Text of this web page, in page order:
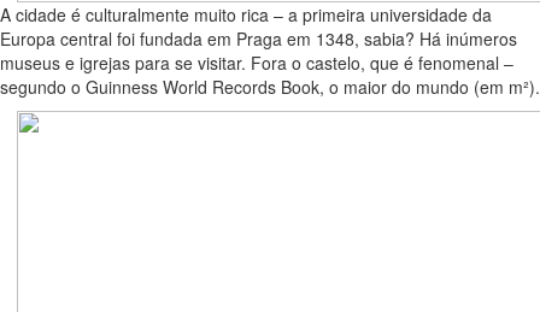
A cidade é culturalmente muito rica – a primeira universidade da
Europa central foi fundada em Praga em 1348, sabia? Há inúmeros
museus e igrejas para se visitar. Fora o castelo, que é fenomenal –
segundo o Guinness World Records Book, o maior do mundo (em m²).